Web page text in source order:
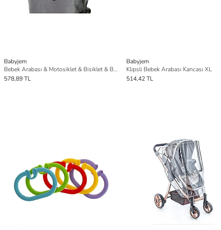
Babyjem
Bebek Arabası & Motosiklet & Bisiklet & Biberon & Bardak Tutucu Telefon Tutucu
578,89 TL
Babyjem
Klipsli Bebek Arabası Kancası XL
514,42 TL